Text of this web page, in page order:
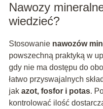
Nawozy
wiedzieć?
Stosowanie nawozów
powszechną praktyką w
gdy nie ma dostępu do
łatwo przyswajalnych
jak azot, fosfor i potas.
kontrolować ilość